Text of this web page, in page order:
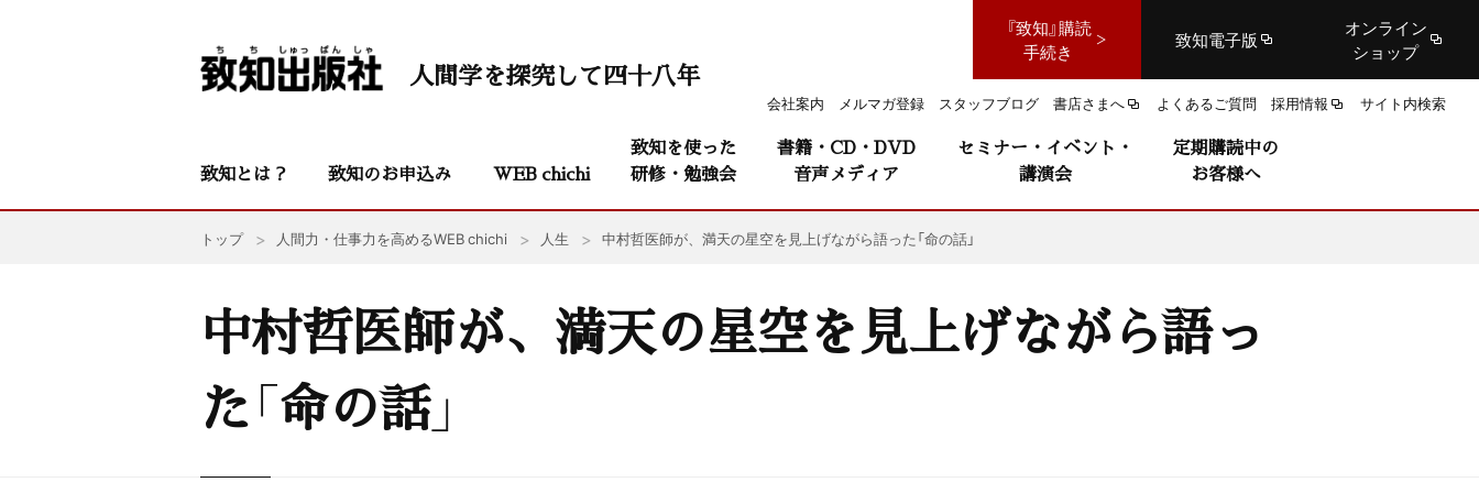
『致知』購読
手続き
致知電子版
オンライン
ショップ
会社案内 メルマガ登録 スタッフブログ 書店さまへ よくあるご質問 採用情報 サイト内検索
人間学を探究して四十八年
致知とは？ 致知のお申込み WEB chichi
致知を使った
研修・勉強会
書籍・CD・DVD
音声メディア
セミナー・イベント・
講演会
定期購読中の
お客様へ
トップ 人間力・仕事力を高めるWEB chichi 人生 中村哲医師が、満天の星空を見上げながら語った「命の話」
中村哲医師が、満天の星空を見上げながら語っ
た「命の話」